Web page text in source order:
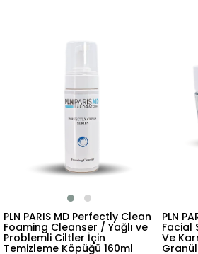
PLN PARIS MD Perfectly Clean
Foaming Cleanser / Yağlı ve
Problemli Ciltler İçin
Temizleme Köpüğü 160ml
PLN
Facial
Ve